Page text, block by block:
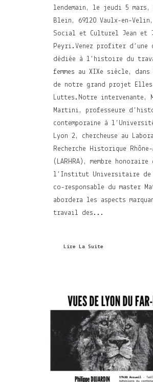
lendemain, le jeudi 5 mars,
Blein, 69120 Vaulx-en-
Social et Culturel Jean et
Peyri.Venez profiter d’une
dédiée à l’histoire du
femmes au XIXe siècle,
de notre grand projet
Luttes.Notre intervenante,
Martini, professeure
contemporaine à
Lyon 2, chercheuse au
Recherche Historique Rhône-
(LARHRA), membre honoraire
l’Institut Universitaire de
co-responsable du master
abordera les aspects
travail des...
Lire La Suite